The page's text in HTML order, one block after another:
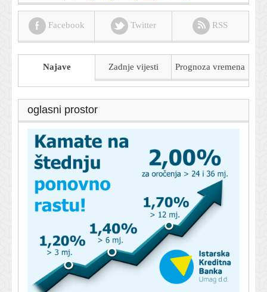
Facebook Twitter RSS
Najave Zadnje vijesti Prognoza vremena
oglasni prostor